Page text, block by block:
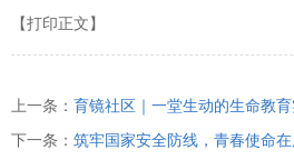
【打印正文】
上一条： 育镜社区｜一堂生动的生命教
下一条： 筑牢国家安全防线，青春使命在